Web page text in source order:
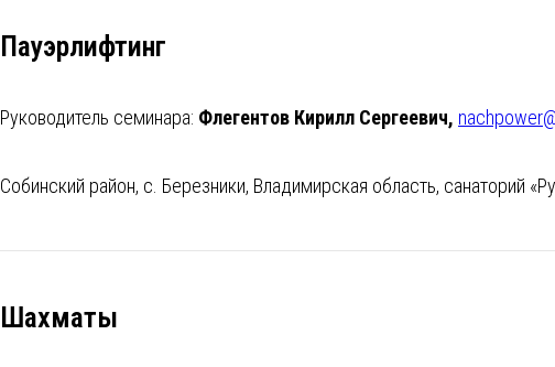
Пауэрлифтинг
Руководитель семинара: Флегентов Кирилл Сергеевич,
Собинский район, с. Березники, Владимирская область, санаторий
Шахматы